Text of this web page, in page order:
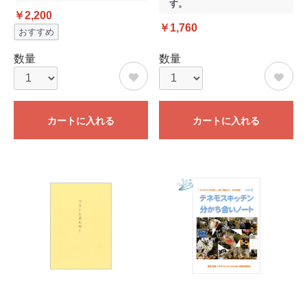
￥2,200
おすすめ
数量
カートに入れる
す。
￥1,760
数量
カートに入れる